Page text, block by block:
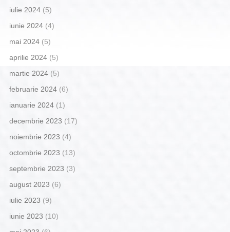
iulie 2024(5)
iunie 2024(4)
mai 2024(5)
aprilie 2024(5)
martie 2024(5)
februarie 2024(6)
ianuarie 2024(1)
decembrie 2023 (17)
noiembrie 2023 (4)
octombrie 2023 (13)
septembrie 2023 (3)
august 2023 (6)
iulie 2023 (9)
iunie 2023 (10)